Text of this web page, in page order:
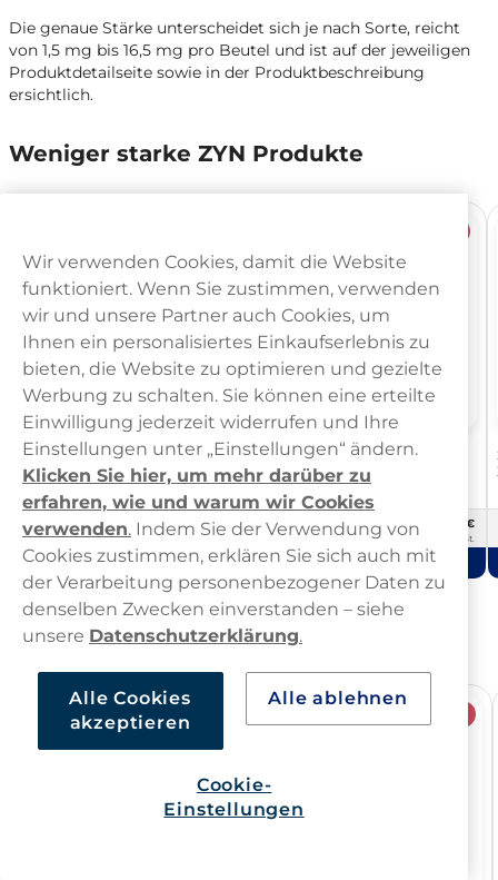
Die genaue Stärke unterscheidet sich je nach Sorte, reicht
von 1,5 mg bis 16,5 mg pro Beutel und ist auf der jeweiligen
Produktdetailseite sowie in der Produktbeschreibung
ersichtlich.
Weniger starke ZYN Produkte
Zyn
ZYN Cool Mint Mini 3mg
10 -Pack 45,19 €
4,52 €/St.
In den Warenkorb
Zyn
ZYN Gentle Mint Mini 3mg
10 -Pack €
4,52 €/St.
In den Warenkorb
Normal starke ZYN Produkte
Wir verwenden Cookies, damit die Website
funktioniert. Wenn Sie zustimmen, verwenden
wir und unsere Partner auch Cookies, um
Ihnen ein personalisiertes Einkaufserlebnis zu
bieten, die Website zu optimieren und gezielte
Werbung zu schalten. Sie können eine erteilte
Einwilligung jederzeit widerrufen und Ihre
Einstellungen unter „Einstellungen“ ändern.
Klicken Sie hier, um mehr darüber zu
erfahren, wie und warum wir Cookies
verwenden. Indem Sie der Verwendung von
Cookies zustimmen, erklären Sie sich auch mit
der Verarbeitung personenbezogener Daten zu
denselben Zwecken einverstanden – siehe
unsere Datenschutzerklärung.
Alle Cookies
akzeptieren
Alle ablehnen
Cookie-
Einstellungen